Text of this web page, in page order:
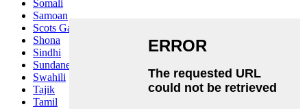
Somali
Samoan
Scots Gaelic
Shona
Sindhi
Sundanese
Swahili
Tajik
Tamil